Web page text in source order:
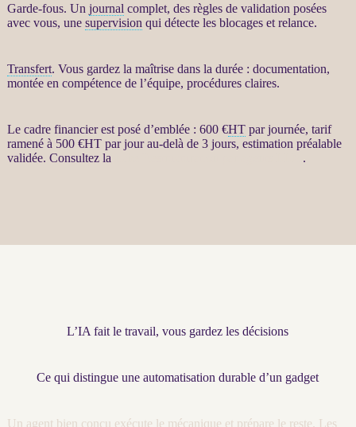
Garde-fous. Un journal complet, des règles de validation posées
avec vous, une supervision qui détecte les blocages et relance.
Transfert. Vous gardez la maîtrise dans la durée : documentation,
montée en compétence de l’équipe, procédures claires.
Le cadre financier est posé d’emblée : 600 €HTpar journée, tarif
ramené à 500 €HTpar jour au-delà de 3 jours, estimation préalable
validée. Consultez la
.
L’IA fait le travail, vous gardez les décisions
Ce qui distingue une automatisation durable d’un gadget
Un agent bien conçu exécute le mécanique et prépare le reste. Les